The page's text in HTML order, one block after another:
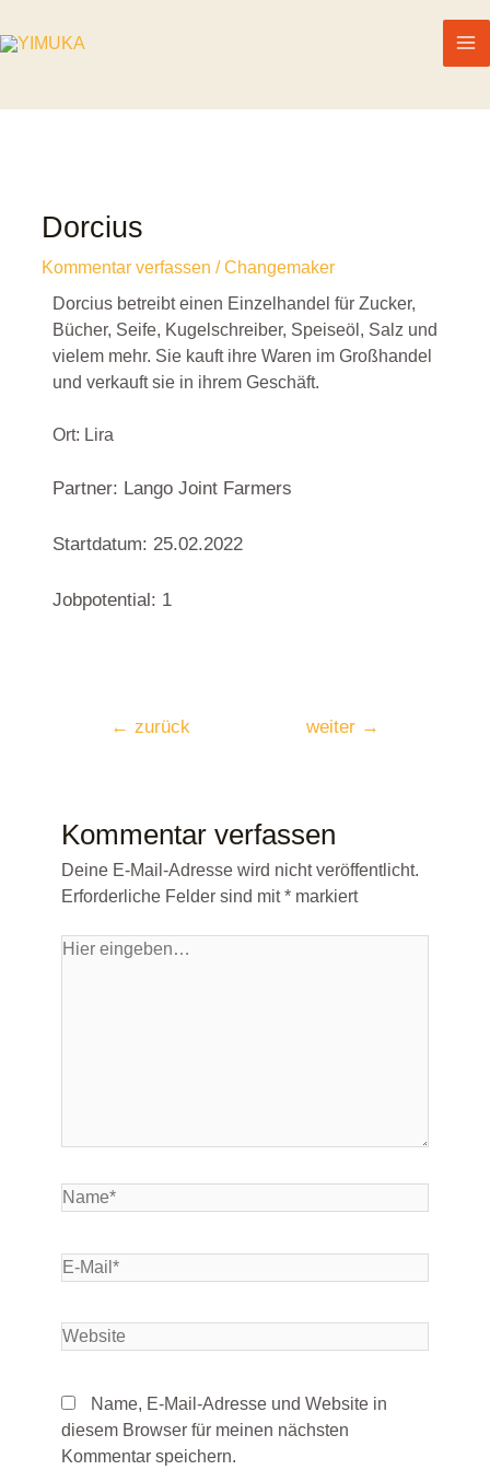
Dorcius
Kommentar verfassen /Changemaker
Dorcius betreibt einen Einzelhandel für Zucker,
Bücher, Seife, Kugelschreiber, Speiseöl, Salz und
vielem mehr. Sie kauft ihre Waren im Großhandel
und verkauft sie in ihrem Geschäft.
Ort: Lira
Partner: Lango Joint Farmers
Startdatum: 25.02.2022
Jobpotential: 1
← zurück weiter →
Kommentar verfassen
Deine E-Mail-Adresse wird nicht veröffentlicht.
Erforderliche Felder sind mit*markiert
Name, E-Mail-Adresse und Website in
diesem Browser für meinen nächsten
Kommentar speichern.